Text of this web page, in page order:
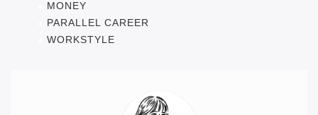
MONEY
PARALLEL CAREER
WORKSTYLE